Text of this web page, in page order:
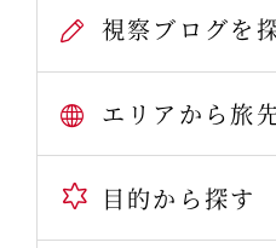
視察ブログを
エリアから旅
目的から探す